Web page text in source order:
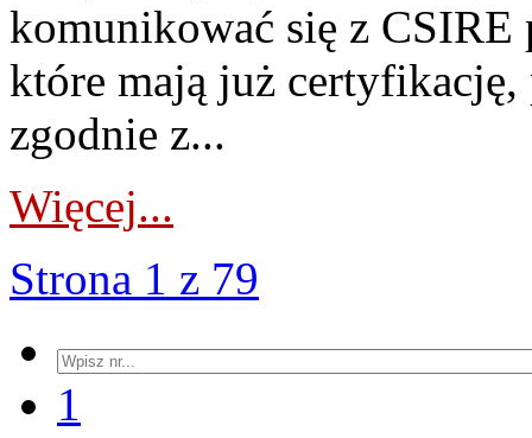
komunikować się z
które mają już
zgodnie z...
Więcej...
Strona 1 z 79
1